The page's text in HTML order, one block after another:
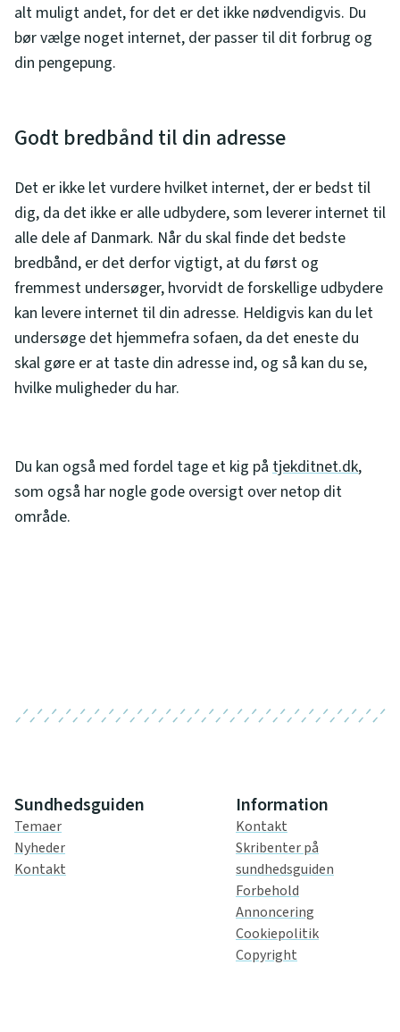
alt muligt andet, for det er det ikke nødvendigvis. Du
bør vælge noget internet, der passer til dit forbrug og
din pengepung.
Godt bredbånd til din adresse
Det er ikke let vurdere hvilket internet, der er bedst til
dig, da det ikke er alle udbydere, som leverer internet til
alle dele af Danmark. Når du skal finde det bedste
bredbånd, er det derfor vigtigt, at du først og
fremmest undersøger, hvorvidt de forskellige udbydere
kan levere internet til din adresse. Heldigvis kan du let
undersøge det hjemmefra sofaen, da det eneste du
skal gøre er at taste din adresse ind, og så kan du se,
hvilke muligheder du har.
Du kan også med fordel tage et kig på tjekditnet.dk,
som også har nogle gode oversigt over netop dit
område.
Sundhedsguiden
Temaer
Nyheder
Kontakt
Information
Kontakt
Skribenter på
sundhedsguiden
Forbehold
Annoncering
Cookiepolitik
Copyright